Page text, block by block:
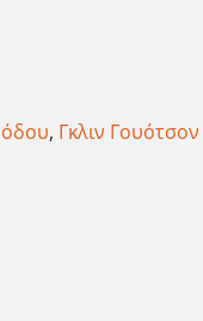
, Γκλιν Γουότσον